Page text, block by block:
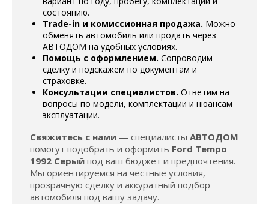
состоянию.
Trade-in и комиссионная продажа. Можно
обменять автомобиль или продать через
АВТОДОМ на удобных условиях.
Помощь с оформлением. Сопроводим
сделку и подскажем по документам и
страховке.
Консультации специалистов. Ответим на
вопросы по модели, комплектации и нюансам
эксплуатации.
Свяжитесь с нами — специалисты АВТОДОМ
помогут подобрать и оформить Ford Tempo
1992 Серый под ваш бюджет и предпочтения.
Мы ориентируемся на честные условия,
прозрачную сделку и аккуратный подбор
автомобиля под вашу задачу.